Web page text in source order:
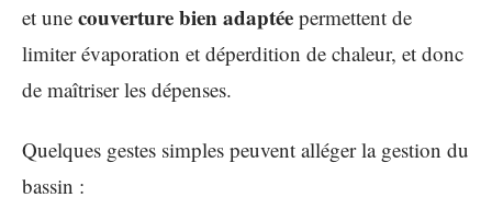
et une couverture bien adaptée permettent de
limiter évaporation et déperdition de chaleur, et donc
de maîtriser les dépenses.
Quelques gestes simples peuvent alléger la gestion du
bassin :